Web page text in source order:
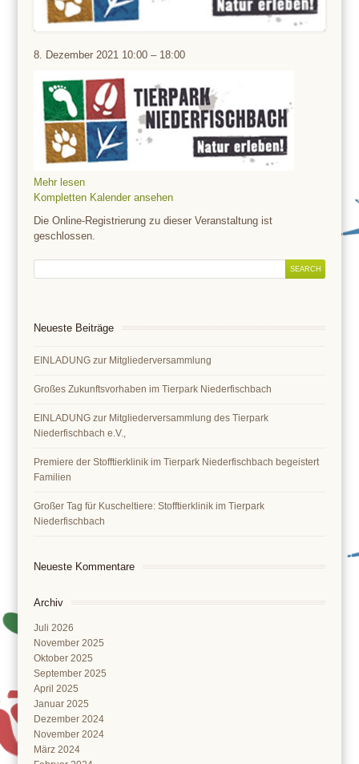
Tierpark
8. Dezember 2021 10:00 – 18:00
Mehr lesen
Kompletten Kalender ansehen
Die Online-Registrierung zu dieser Veranstaltung ist
geschlossen.
Neueste Beiträge
EINLADUNG zur Mitgliederversammlung
Großes Zukunftsvorhaben im Tierpark Niederfischbach
EINLADUNG zur Mitgliederversammlung des Tierpark
Niederfischbach e.V.,
Premiere der Stofftierklinik im Tierpark Niederfischbach begeistert
Familien
Großer Tag für Kuscheltiere: Stofftierklinik im Tierpark
Niederfischbach
Neueste Kommentare
Archiv
Juli 2026
November 2025
Oktober 2025
September 2025
April 2025
Januar 2025
Dezember 2024
November 2024
März 2024